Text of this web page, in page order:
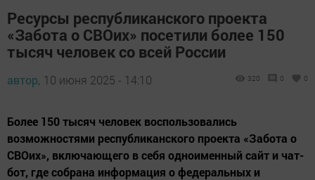
Ресурсы республиканского проекта
«Забота о СВОих» посетили более 150
тысяч человек со всей России
автор, 10 июня 2025 - 14:10 320 0 0
Более 150 тысяч человек воспользовались
возможностями республиканского проекта «Забота о
СВОих», включающего в себя одноименный сайт и чат-
бот, где собрана информация о федеральных и